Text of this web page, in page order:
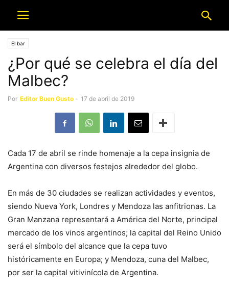
El bar
¿Por qué se celebra el día del
Malbec?
Por Editor Buen Gusto - 17 de abril de 2019
Cada 17 de abril se rinde homenaje a la cepa insignia de
Argentina con diversos festejos alrededor del globo.
En más de 30 ciudades se realizan actividades y eventos,
siendo Nueva York, Londres y Mendoza las anfitrionas. La
Gran Manzana representará a América del Norte, principal
mercado de los vinos argentinos; la capital del Reino Unido
será el símbolo del alcance que la cepa tuvo
históricamente en Europa; y Mendoza, cuna del Malbec,
por ser la capital vitivinícola de Argentina.